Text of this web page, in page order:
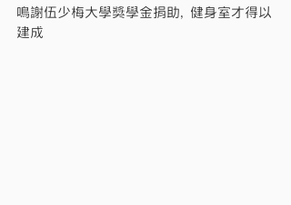
鳴謝伍少梅大學獎學金捐助, 健身室才得以
建成